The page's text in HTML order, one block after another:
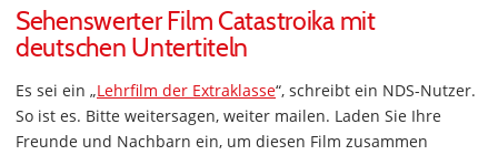
Sehenswerter Film Catastroika mit
deutschen Untertiteln
Es sei ein „Lehrfilm der Extraklasse“, schreibt ein NDS-Nutzer.
So ist es. Bitte weitersagen, weiter mailen. Laden Sie Ihre
Freunde und Nachbarn ein, um diesen Film zusammen